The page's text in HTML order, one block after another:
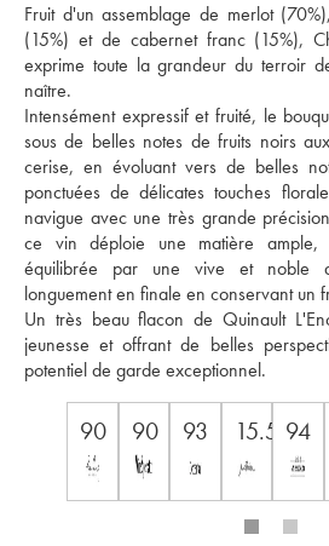
Fruit d'un assemblage de merlot
(15%) et de cabernet franc (15%),
exprime toute la grandeur du terroir
naître.
Intensément expressif et fruité, le
sous de belles notes de fruits noirs
cerise, en évoluant vers de belles
ponctuées de délicates touches
navigue avec une très grande
ce vin déploie une matière ample,
équilibrée par une vive et noble
longuement en finale en conservant un
Un très beau flacon de Quinault
jeunesse et offrant de belles
potentiel de garde exceptionnel.
90 90 93 15.5 94